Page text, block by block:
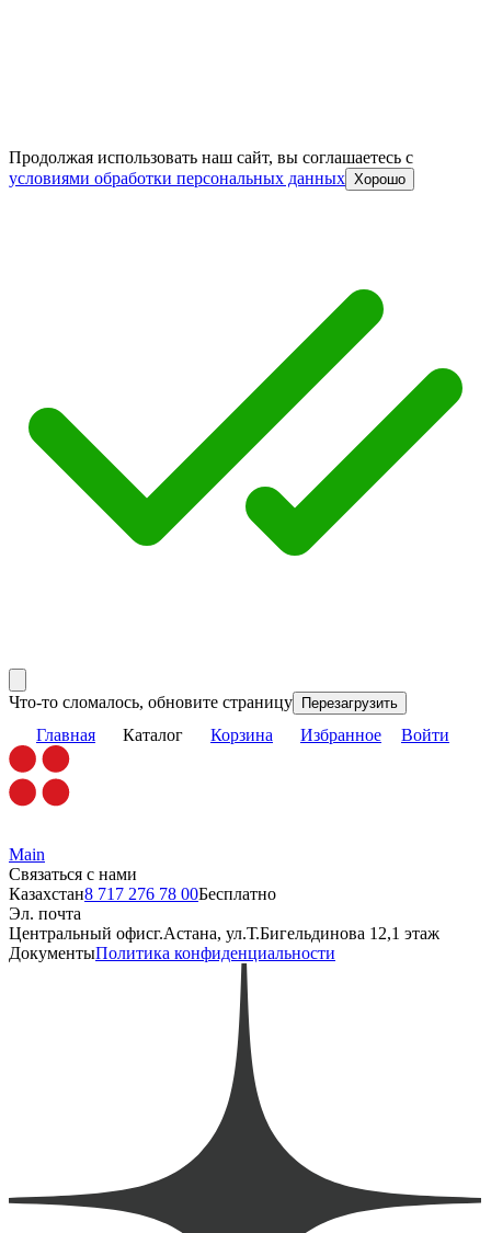
Продолжая использовать наш сайт, вы соглашаетесь c
условиями обработки персональных данных Хорошо
Что-то сломалось, обновите страницу Перезагрузить
Главная Каталог Корзина Избранное Войти
Main
Связаться с нами
Казахстан8 717 276 78 00Бесплатно
Эл. почта
Центральный офисг.Астана, ул.Т.Бигельдинова 12,1 этаж
ДокументыПолитика конфиденциальности